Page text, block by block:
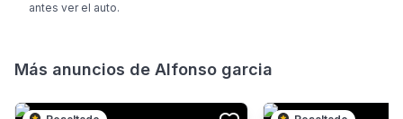
antes ver el auto.
Más anuncios de Alfonso garcia